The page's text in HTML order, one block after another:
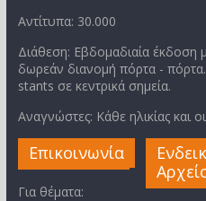
Αντίτυπα: 30.000
Διάθεση: Εβδομαδιαία
δωρεάν διανομή πόρτα -
stants σε κεντρικά σημεία.
Αναγνώστες: Κάθε ηλικίας και
Επικοινωνία
Για θέματα: